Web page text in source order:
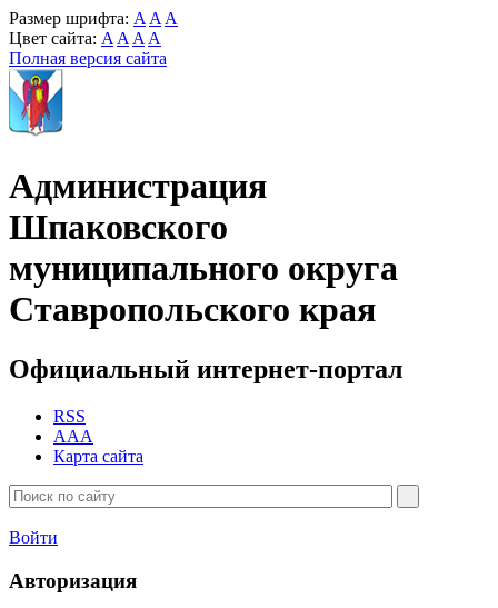
Размер шрифта: A A A
Цвет сайта: A A A A
Полная версия сайта
Администрация
Шпаковского
муниципального округа
Ставропольского края
Официальный интернет-портал
RSS
AAA
Карта сайта
Войти
Авторизация